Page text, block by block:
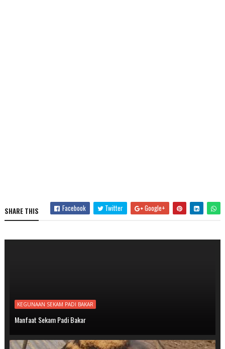
SHARE THIS Facebook Twitter Google+
KEGUNAAN SEKAM PADI BAKAR
Manfaat Sekam Padi Bakar